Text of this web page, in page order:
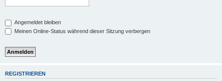
Angemeldet bleiben
Meinen Online-Status während dieser Sitzung verbergen
REGISTRIEREN